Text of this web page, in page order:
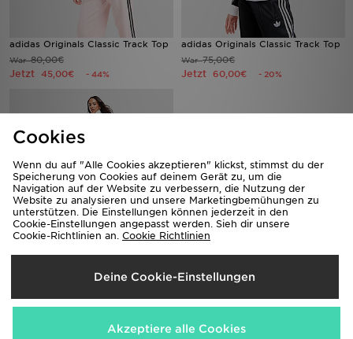
adidas Originals Classic Track Top
War80,00€
Jetzt 45,00€ - 44%
adidas Originals Classic Track Top
War75,00€
Jetzt 60,00€ - 20%
Firebird Track Pants
Jetzt40,00€ - 43%
Cookies
Wenn du auf "Alle Cookies akzeptieren" klickst, stimmst du der
Speicherung von Cookies auf deinem Gerät zu, um die
Navigation auf der Website zu verbessern, die Nutzung der
Website zu analysieren und unsere Marketingbemühungen zu
unterstützen. Die Einstellungen können jederzeit in den
Cookie-Einstellungen angepasst werden. Sieh dir unsere
Cookie-Richtlinien an. Cookie Richtlinien
Deine Cookie-Einstellungen
Akzeptiere alle Cookies